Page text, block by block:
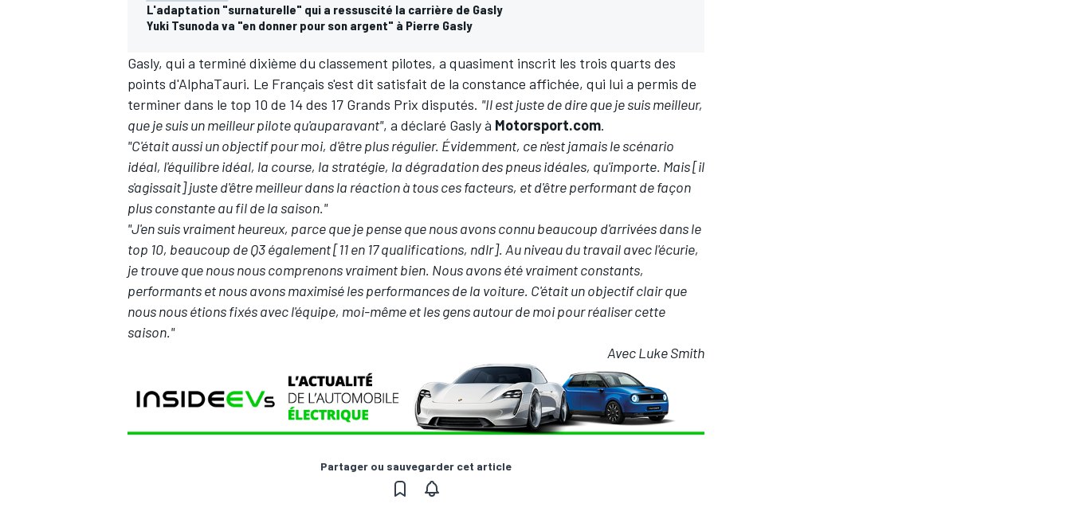
AUTRES CHAMPIONNATS
L'adaptation "surnaturelle" qui a ressuscité la carrière de Gasly
Yuki Tsunoda va "en donner pour son argent" à Pierre Gasly
Gasly, qui a terminé dixième du classement pilotes, a quasiment inscrit les trois quarts des
points d'AlphaTauri. Le Français s'est dit satisfait de la constance affichée, qui lui a permis de
terminer dans le top 10 de 14 des 17 Grands Prix disputés. "Il est juste de dire que je suis meilleur,
que je suis un meilleur pilote qu'auparavant", a déclaré Gasly à Motorsport.com.
"C'était aussi un objectif pour moi, d'être plus régulier. Évidemment, ce n'est jamais le scénario
idéal, l'équilibre idéal, la course, la stratégie, la dégradation des pneus idéales, qu'importe. Mais [il
s'agissait] juste d'être meilleur dans la réaction à tous ces facteurs, et d'être performant de façon
plus constante au fil de la saison."
"J'en suis vraiment heureux, parce que je pense que nous avons connu beaucoup d'arrivées dans le
top 10, beaucoup de Q3 également [11 en 17 qualifications, ndlr]. Au niveau du travail avec l'écurie,
je trouve que nous nous comprenons vraiment bien. Nous avons été vraiment constants,
performants et nous avons maximisé les performances de la voiture. C'était un objectif clair que
nous nous étions fixés avec l'équipe, moi-même et les gens autour de moi pour réaliser cette
saison."
Avec Luke Smith
Partager ou sauvegarder cet article